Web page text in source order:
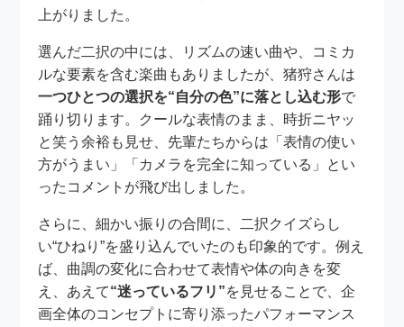
上がりました。
選んだ二択の中には、リズムの速い曲や、コミカ
ルな要素を含む楽曲もありましたが、猪狩さんは
一つひとつの選択を“自分の色”に落とし込む形で
踊り切ります。クールな表情のまま、時折ニヤッ
と笑う余裕も見せ、先輩たちからは「表情の使い
方がうまい」「カメラを完全に知っている」とい
ったコメントが飛び出しました。
さらに、細かい振りの合間に、二択クイズらし
い“ひねり”を盛り込んでいたのも印象的です。例え
ば、曲調の変化に合わせて表情や体の向きを変
え、あえて“迷っているフリ”を見せることで、企
画全体のコンセプトに寄り添ったパフォーマンス